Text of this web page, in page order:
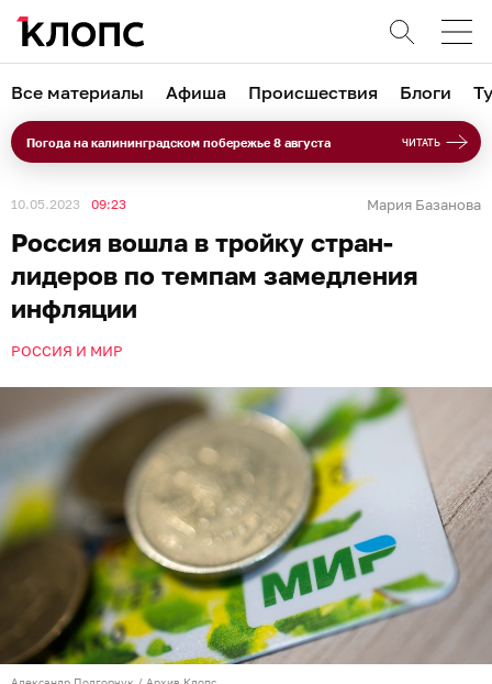
Все материалы Афиша Происшествия Блоги
Погода на калининградском побережье 8 августа ЧИТАТЬ
10.05.2023 09:23 Мария Базанова
Россия вошла в тройку стран-
лидеров по темпам замедления
инфляции
РОССИЯ И МИР